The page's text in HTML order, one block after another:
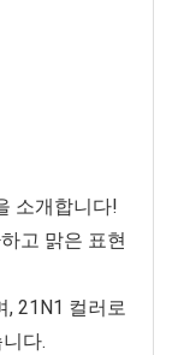
소개합니다!
고 맑은 표현
, 21N1 컬러로
다.